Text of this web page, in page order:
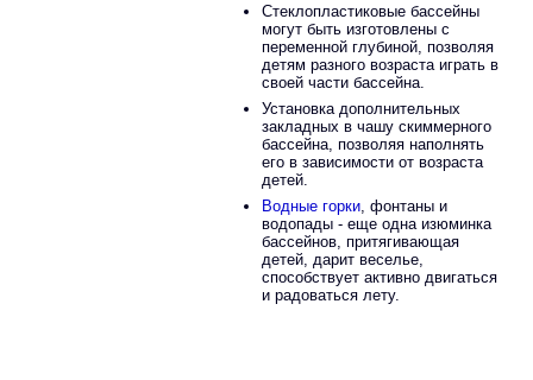
Стеклопластиковые бассейны
могут быть изготовлены с
переменной глубиной, позволяя
детям разного возраста играть в
своей части бассейна.
Установка дополнительных
закладных в чашу скиммерного
бассейна, позволяя наполнять
его в зависимости от возраста
детей.
Водные горки, фонтаны и
водопады - еще одна изюминка
бассейнов, притягивающая
детей, дарит веселье,
способствует активно двигаться
и радоваться лету.